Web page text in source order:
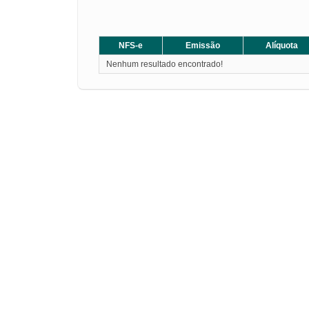
NFS-e Emissão Alíquota
Nenhum resultado encontrado!